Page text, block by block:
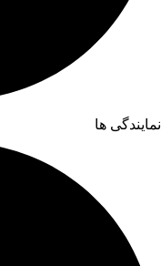
نمایندگی ها